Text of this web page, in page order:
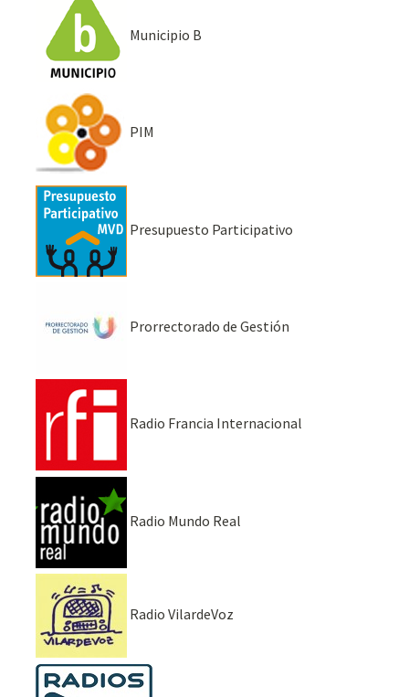
Municipio B
PIM
Presupuesto Participativo
Prorrectorado de Gestión
Radio Francia Internacional
Radio Mundo Real
Radio VilardeVoz